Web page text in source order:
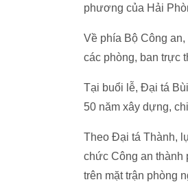
phương của Hải
Về phía Bộ Công
các phòng, ban trực
Tại buổi lễ, Đại tá
50 năm xây dựng,
Theo Đại tá Thành,
chức Công an thành
trên mặt trận phòng